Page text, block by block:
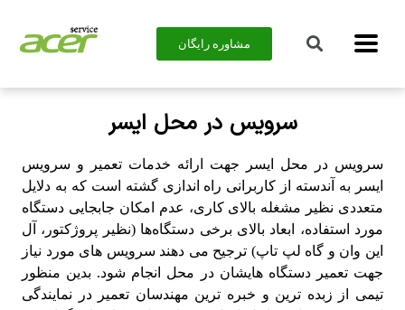
مشاوره رایگان
سرویس در محل ایسر
سرویس در محل ایسر جهت ارائه خدمات تعمیر و سرویس
ایسر به آندسته از کاربرانی راه اندازی گشته است که به دلایل
متعددی نظیر مشغله بالای کاری، عدم امکان جابجایی دستگاه
مورد استفاده، ابعاد بالای برخی دستگاه‌ها (نظیر پروژکتور، آل
این وان و گاه لپ تاپ) ترجیح می دهند سرویس های مورد نیاز
جهت تعمیر دستگاه هایشان در محل انجام شود. بدین منظور
تیمی از زبده ترین و خبره ترین مهندسان تعمیر در نمایندگی